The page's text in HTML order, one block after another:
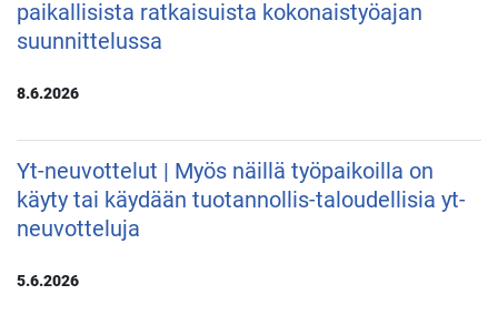
paikallisista ratkaisuista kokonaistyöajan
suunnittelussa
8.6.2026
Yt-neuvottelut | Myös näillä työpaikoilla on
käyty tai käydään tuotannollis-taloudellisia yt-
neuvotteluja
5.6.2026